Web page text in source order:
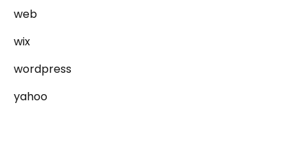
web
wix
wordpress
yahoo